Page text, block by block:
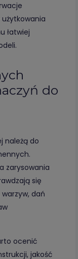
łatwiej
do
należą do
zarysowania
się
dań
ocenić
jakość